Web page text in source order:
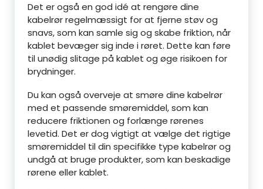
Det er også en god idé at rengøre dine
kabelrør regelmæssigt for at fjerne støv og
snavs, som kan samle sig og skabe friktion, når
kablet bevæger sig inde i røret. Dette kan føre
til unødig slitage på kablet og øge risikoen for
brydninger.
Du kan også overveje at smøre dine kabelrør
med et passende smøremiddel, som kan
reducere friktionen og forlænge rørenes
levetid. Det er dog vigtigt at vælge det rigtige
smøremiddel til din specifikke type kabelrør og
undgå at bruge produkter, som kan beskadige
rørene eller kablet.